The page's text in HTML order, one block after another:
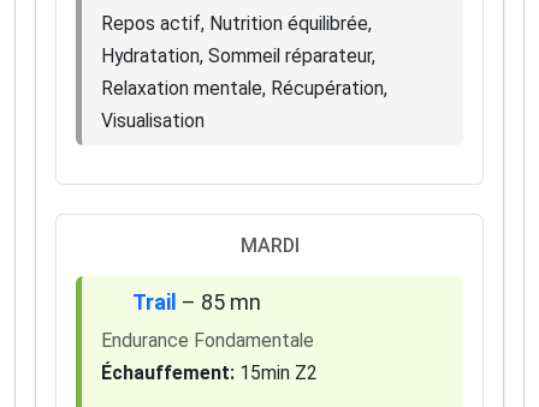
Repos actif, Nutrition équilibrée,
Hydratation, Sommeil réparateur,
Relaxation mentale, Récupération,
Visualisation
MARDI
Trail – 85 mn
Endurance Fondamentale
Échauffement: 15min Z2